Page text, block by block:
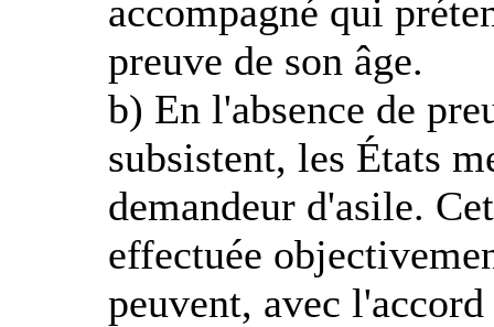
accompagné qui
preuve de son âge.
b) En l'absence de
subsistent, les États
demandeur d'asile.
effectuée
peuvent, avec